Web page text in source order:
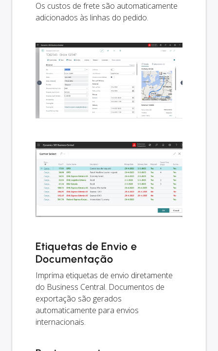
Os custos de frete são automaticamente
adicionados às linhas do pedido.
Etiquetas de Envio e
Documentação
Imprima etiquetas de envio diretamente
do Business Central. Documentos de
exportação são gerados
automaticamente para envios
internacionais.